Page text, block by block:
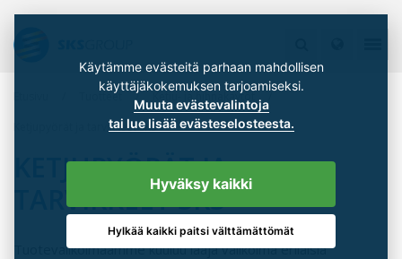
Tuotteet
Ketju- ja hihnakäytöt
Ketjupyörät ja tarvikkeet SKS
KETJUPYÖRÄT JA
TARVIKKEET SKS
Tuotevalikoimaamme kuuluu laaja valikoima erilaisia
Käytämme evästeitä parhaan mahdollisen
Muuta evästevalintoja
tai lue lisää evästeselosteesta.
Hyväksy kaikki
Hylkää kaikki paitsi välttämättömät